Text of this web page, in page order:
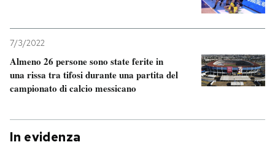
7/3/2022
Almeno 26 persone sono state ferite in
una rissa tra tifosi durante una partita del
campionato di calcio messicano
In evidenza